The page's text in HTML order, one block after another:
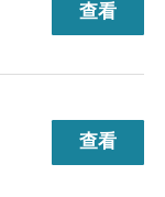
查看
查看